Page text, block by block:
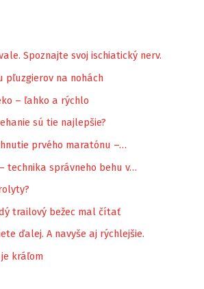
Spoznajte svoj ischiatický nerv.
pľuzgierov na nohách
– ľahko a rýchlo
sú tie najlepšie?
prvého maratónu –…
technika správneho behu v…
trailový bežec mal čítať
ďalej. A navyše aj rýchlejšie.
kráľom